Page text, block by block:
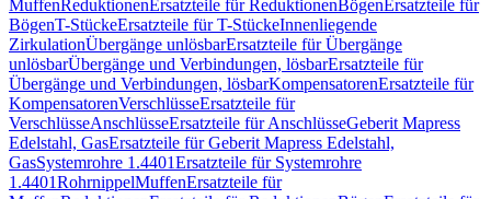
MuffenReduktionenErsatzteile für ReduktionenBögenErsatzteile für
BögenT-StückeErsatzteile für T-StückeInnenliegende
ZirkulationÜbergänge unlösbarErsatzteile für Übergänge
unlösbarÜbergänge und Verbindungen, lösbarErsatzteile für
Übergänge und Verbindungen, lösbarKompensatorenErsatzteile für
KompensatorenVerschlüsseErsatzteile für
VerschlüsseAnschlüsseErsatzteile für AnschlüsseGeberit Mapress
Edelstahl, GasErsatzteile für Geberit Mapress Edelstahl,
GasSystemrohre 1.4401Ersatzteile für Systemrohre
1.4401RohrnippelMuffenErsatzteile für